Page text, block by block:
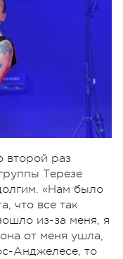
второй раз
Терезе
«Нам было
что все так
из-за меня, я
от меня ушла,
Анджелесе, то